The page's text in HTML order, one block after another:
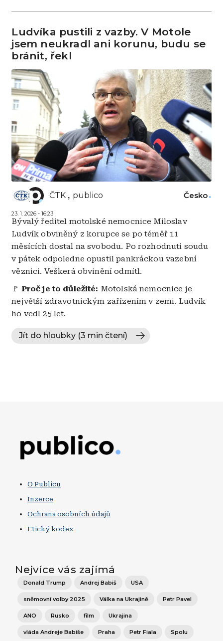
Ludvíka pustili z vazby. V Motole
jsem neukradl ani korunu, budu se
bránit, řekl
ČTK publico
23. 1. 2026 - 16:23
Česko
Bývalý ředitel motolské nemocnice Miloslav
Ludvík obviněný z korupce se po téměř 11
měsících dostal na svobodu. Po rozhodnutí soudu
v pátek odpoledne opustil pankráckou vazební
věznici. Veškerá obvinění odmítl.
🚩 Proč je to důležité: Motolská nemocnice je
největší zdravotnickým zařízením v zemi. Ludvík
ho vedl 25 let.
Jít do hloubky (3 min čtení)
O Publicu
Inzerce
Ochrana osobních údajů
Etický kodex
Nejvíce vás zajímá
Donald Trump Andrej Babiš USA
sněmovní volby 2025 Válka na Ukrajině Petr Pavel
ANO Rusko film Ukrajina
vláda Andreje Babiše Praha Petr Fiala Spolu